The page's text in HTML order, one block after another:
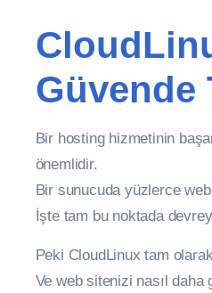
Güvende
Bir hosting hizmetinin
önemlidir.
Bir sunucuda yüzlerce web
İşte tam bu noktada
Peki CloudLinux tam
Ve web sitenizi nasıl daha